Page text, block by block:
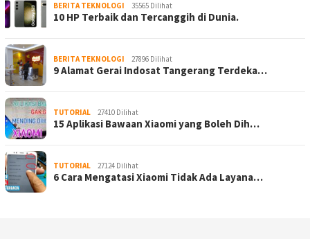
BERITA TEKNOLOGI 35565 Dilihat
10 HP Terbaik dan Tercanggih di Dunia.
BERITA TEKNOLOGI 27896 Dilihat
9 Alamat Gerai Indosat Tangerang Terdeka…
TUTORIAL 27410 Dilihat
15 Aplikasi Bawaan Xiaomi yang Boleh Dih…
TUTORIAL 27124 Dilihat
6 Cara Mengatasi Xiaomi Tidak Ada Layana…